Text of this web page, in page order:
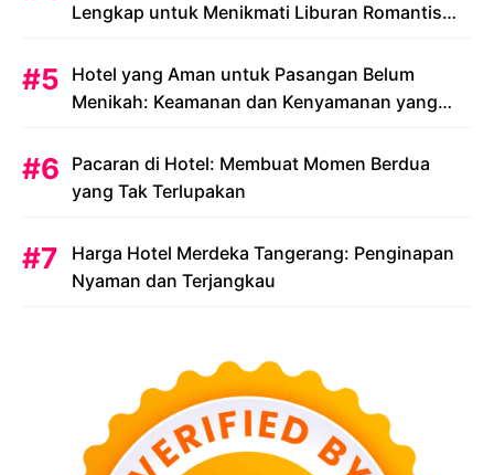
Lengkap untuk Menikmati Liburan Romantis
Hotel yang Aman untuk Pasangan Belum
Menikah: Keamanan dan Kenyamanan yang
Pacaran di Hotel: Membuat Momen Berdua
yang Tak Terlupakan
Harga Hotel Merdeka Tangerang: Penginapan
Nyaman dan Terjangkau